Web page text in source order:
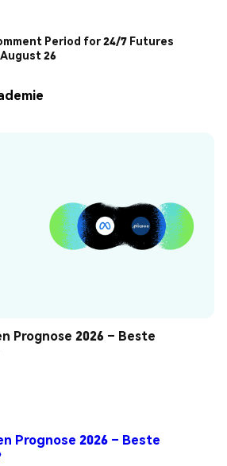
Period for 24/7 Futures
26
Prognose 2026 – Beste
Prognose 2026 – Beste